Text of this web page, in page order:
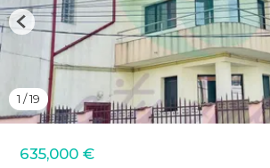
635,000 €
1 /19
Previous